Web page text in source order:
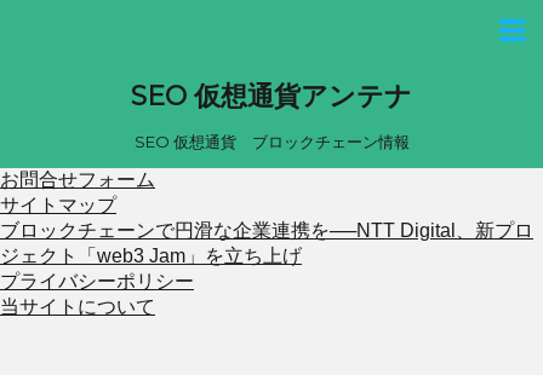
SEO 仮想通貨アンテナ
SEO 仮想通貨 ブロックチェーン情報
お問合せフォーム
サイトマップ
ブロックチェーンで円滑な企業連携を──NTT Digital、新プロ
ジェクト「web3 Jam」を立ち上げ
プライバシーポリシー
当サイトについて